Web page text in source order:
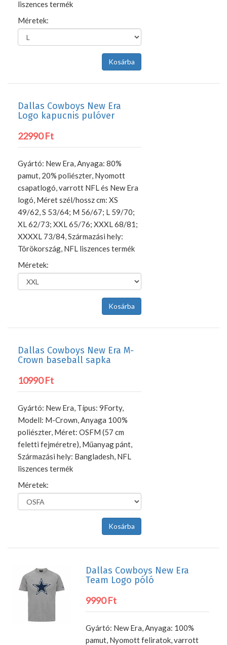
liszences termék
Méretek:
Dallas Cowboys New Era
Logo kapucnis pulóver
22990 Ft
Gyártó: New Era, Anyaga: 80%
pamut, 20% poliészter, Nyomott
csapatlogó, varrott NFL és New Era
logó, Méret szél/hossz cm: XS
49/62, S 53/64; M 56/67; L 59/70;
XL 62/73; XXL 65/76; XXXL 68/81;
XXXXL 73/84, Származási hely:
Törökország, NFL liszences termék
Méretek:
Dallas Cowboys New Era M-
Crown baseball sapka
10990 Ft
Gyártó: New Era, Típus: 9Forty,
Modell: M-Crown, Anyaga 100%
poliészter, Méret: OSFM (57 cm
feletti fejméretre), Műanyag pánt,
Származási hely: Bangladesh, NFL
liszences termék
Méretek:
Dallas Cowboys New Era
Team Logo póló
9990 Ft
Gyártó: New Era, Anyaga: 100%
pamut, Nyomott feliratok, varrott